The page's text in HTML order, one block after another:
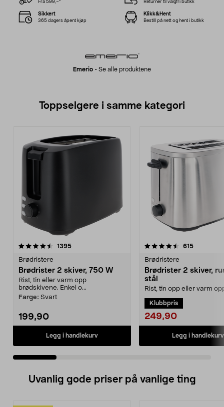
Emerio - Se alle produktene
Fra 599,–* Returner til valgfri butikk
Sikkert
365 dagers åpent kjøp
Klikk&Hent
Bestill på nett og hent i butikk
Toppselgere i samme kategori
1395anmeldelser
Brødristere
Brødrister 2 skiver, 750 W
Rist, tin eller varm opp
brødskivene. Enkel o...
Farge: Svart
199,90
Legg i handlekurv
4.5 av 5 stjerner 615
Brødristere
Brødrister 2 skiver,
stål
Rist, tin opp eller varm
rustfritt ...
Klubbpris
249,90
Legg i handlekurv
4.5 av 5 stjerner
Uvanlig gode priser på vanlige ting